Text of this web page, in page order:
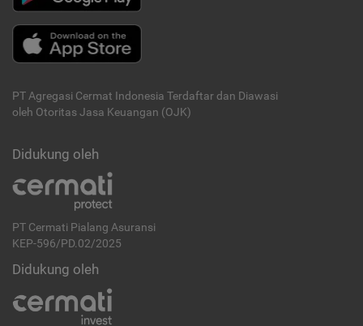
PT Agregasi Cermat Indonesia Terdaftar dan Diawasi
oleh Otoritas Jasa Keuangan (OJK)
Didukung oleh
PT Cermati Pialang Asuransi
KEP-596/PD.02/2025
Didukung oleh